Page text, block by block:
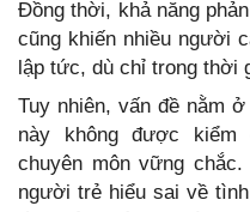
Đồng thời, khả năng
cũng khiến nhiều người
lập tức, dù chỉ trong thời
Tuy nhiên, vấn đề nằm
này không được kiểm
chuyên môn vững
người trẻ hiểu sai về